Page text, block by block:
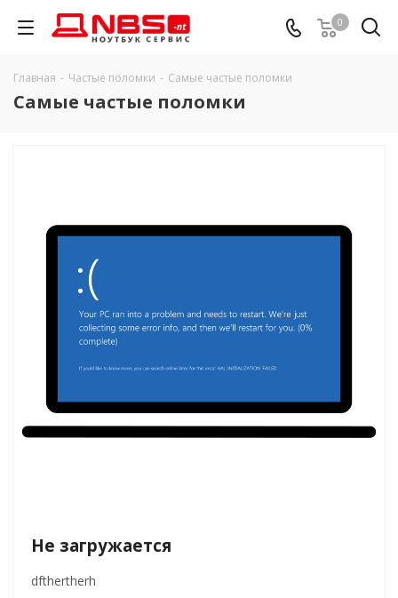
0
Главная - Частые поломки - Самые частые поломки
Самые частые поломки
Не загружается
dfthertherh